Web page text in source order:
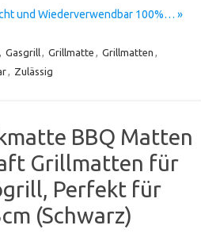
und Wiederverwendbar 100%… »
, Gasgrill, Grillmatte , Grillmatten ,
, Zulässig
BBQ Matten
Grillmatten für
Perfekt für
(Schwarz)